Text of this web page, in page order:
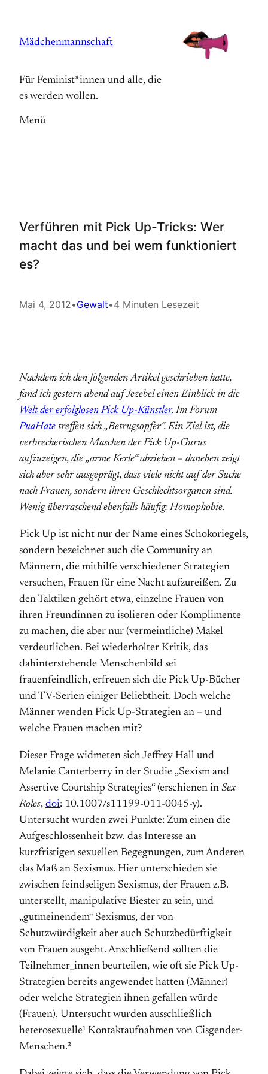
springen
Mädchenmannschaft
Für Feminist*innen und alle, die
es werden wollen.
Menü
Verführen mit Pick Up-Tricks: Wer
macht das und bei wem funktioniert
es?
Mai 4, 2012•Gewalt•4 Minuten Lesezeit
Nachdem ich den folgenden Artikel geschrieben hatte,
fand ich gestern abend auf Jezebel einen Einblick in die
Welt der erfolglosen Pick Up-Künstler. Im Forum
PuaHate treffen sich „Betrugsopfer“. Ein Ziel ist, die
verbrecherischen Maschen der Pick Up-Gurus
aufzuzeigen, die „arme Kerle“ abziehen – daneben zeigt
sich aber sehr ausgeprägt, dass viele nicht auf der Suche
nach Frauen, sondern ihren Geschlechtsorganen sind.
Wenig überraschend ebenfalls häufig: Homophobie.
Pick Up ist nicht nur der Name eines Schokoriegels,
sondern bezeichnet auch die Community an
Männern, die mithilfe verschiedener Strategien
versuchen, Frauen für eine Nacht aufzureißen. Zu
den Taktiken gehört etwa, einzelne Frauen von
ihren Freundinnen zu isolieren oder Komplimente
zu machen, die aber nur (vermeintliche) Makel
verdeutlichen. Bei wiederholter Kritik, das
dahinterstehende Menschenbild sei
frauenfeindlich, erfreuen sich die Pick Up-Bücher
und TV-Serien einiger Beliebtheit. Doch welche
Männer wenden Pick Up-Strategien an – und
welche Frauen machen mit?
Dieser Frage widmeten sich Jeffrey Hall und
Melanie Canterberry in der Studie „Sexism and
Assertive Courtship Strategies“ (erschienen in Sex
Roles, doi: 10.1007/s11199-011-0045-y).
Untersucht wurden zwei Punkte: Zum einen die
Aufgeschlossenheit bzw. das Interesse an
kurzfristigen sexuellen Begegnungen, zum Anderen
das Maß an Sexismus. Hier unterschieden sie
zwischen feindseligen Sexismus, der Frauen z.B.
unterstellt, manipulative Biester zu sein, und
„gutmeinendem“ Sexismus, der von
Schutzwürdigkeit aber auch Schutzbedürftigkeit
von Frauen ausgeht. Anschließend sollten die
Teilnehmer_innen beurteilen, wie oft sie Pick Up-
Strategien bereits angewendet hatten (Männer)
oder welche Strategien ihnen gefallen würde
(Frauen). Untersucht wurden ausschließlich
heterosexuelle¹ Kontaktaufnahmen von Cisgender-
Menschen.²